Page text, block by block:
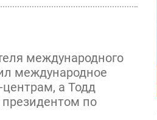
международного
международное
а Тодд
по